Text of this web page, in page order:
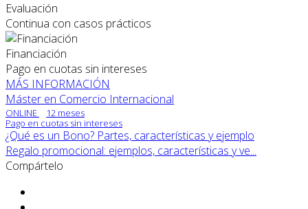
Evaluación
Continua con casos prácticos
Financiación
Pago en cuotas sin intereses
MÁS INFORMACIÓN
Máster en Comercio Internacional
ONLINE
12 meses
Pago en cuotas sin intereses
¿Qué es un Bono? Partes, características y ejemplo
Regalo promocional: ejemplos, características y ve...
Compártelo